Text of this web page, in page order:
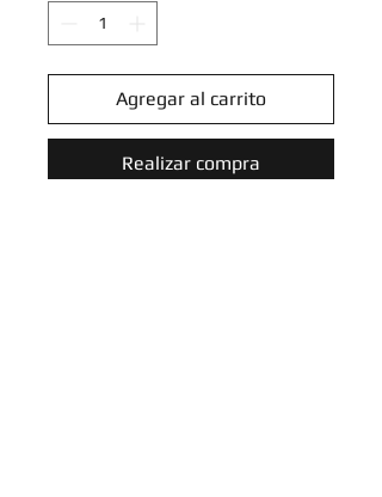
Agregar al carrito
Realizar compra